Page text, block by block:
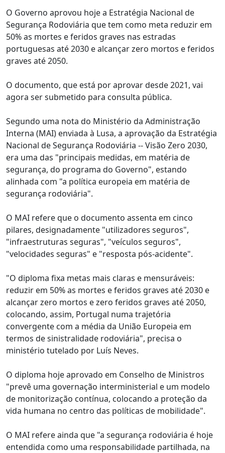
O Governo aprovou hoje a Estratégia Nacional de
Segurança Rodoviária que tem como meta reduzir em
50% as mortes e feridos graves nas estradas
portuguesas até 2030 e alcançar zero mortos e feridos
graves até 2050.
O documento, que está por aprovar desde 2021, vai
agora ser submetido para consulta pública.
Segundo uma nota do Ministério da Administração
Interna (MAI) enviada à Lusa, a aprovação da Estratégia
Nacional de Segurança Rodoviária -- Visão Zero 2030,
era uma das "principais medidas, em matéria de
segurança, do programa do Governo", estando
alinhada com "a política europeia em matéria de
segurança rodoviária".
O MAI refere que o documento assenta em cinco
pilares, designadamente "utilizadores seguros",
"infraestruturas seguras", "veículos seguros",
"velocidades seguras" e "resposta pós-acidente".
"O diploma fixa metas mais claras e mensuráveis:
reduzir em 50% as mortes e feridos graves até 2030 e
alcançar zero mortos e zero feridos graves até 2050,
colocando, assim, Portugal numa trajetória
convergente com a média da União Europeia em
termos de sinistralidade rodoviária", precisa o
ministério tutelado por Luís Neves.
O diploma hoje aprovado em Conselho de Ministros
"prevê uma governação interministerial e um modelo
de monitorização contínua, colocando a proteção da
vida humana no centro das políticas de mobilidade".
O MAI refere ainda que "a segurança rodoviária é hoje
entendida como uma responsabilidade partilhada, na